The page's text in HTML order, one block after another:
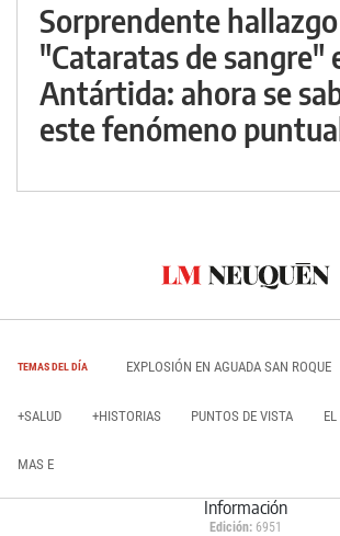
Sorprendente
"Cataratas de sangre"
Antártida: ahora se
este fenómeno
TEMAS DEL DÍA EXPLOSIÓN EN AGUADA SAN ROQUE
+SALUD +HISTORIAS PUNTOS DE VISTA
MAS E
Información
Edición: 6951